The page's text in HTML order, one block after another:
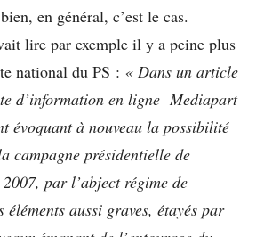
en général, c’est le cas.
lire par exemple il y a peine plus
national du PS : « Dans un article
d’information en ligne Mediapart
évoquant à nouveau la possibilité
campagne présidentielle de
par l’abject régime de
éléments aussi graves, étayés par